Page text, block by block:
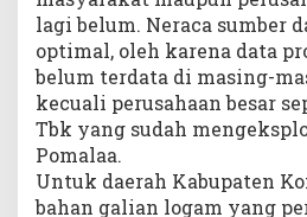
lagi belum. Neraca sumber
optimal, oleh karena data
belum terdata di masing-
kecuali perusahaan besar
Tbk yang sudah
Pomalaa.
Untuk daerah Kabupaten
bahan galian logam yang